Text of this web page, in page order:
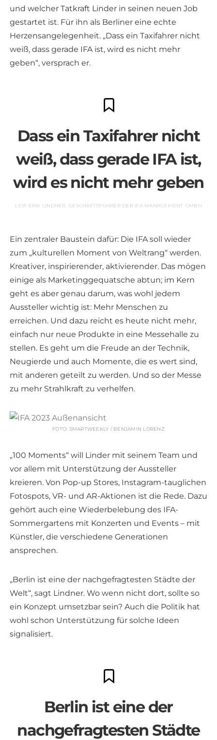
und welcher Tatkraft Linder in seinen neuen Job
gestartet ist. Für ihn als Berliner eine echte
Herzensangelegenheit. „Dass ein Taxifahrer nicht
weiß, dass gerade IFA ist, wird es nicht mehr
geben“, versprach er.
Dass ein Taxifahrer nicht
weiß, dass gerade IFA ist,
wird es nicht mehr geben
LEIF-ERIK LINDNER, GESCHÄFTSFÜHRER DER IFA MANAGEMENT GMBH
Ein zentraler Baustein dafür: Die IFA soll wieder
zum „kulturellen Moment von Weltrang“ werden.
Kreativer, inspirierender, aktivierender. Das mögen
einige als Marketinggequatsche abtun; im Kern
geht es aber genau darum, was wohl jedem
Aussteller wichtig ist: Mehr Menschen zu
erreichen. Und dazu reicht es heute nicht mehr,
einfach nur neue Produkte in eine Messehalle zu
stellen. Es geht um die Freude an der Technik,
Neugierde und auch Momente, die es wert sind,
mit anderen geteilt zu werden. Und so der Messe
zu mehr Strahlkraft zu verhelfen.
FOTO: SMARTWEEKLY / BENJAMIN LORENZ
„100 Moments“ will Linder mit seinem Team und
vor allem mit Unterstützung der Aussteller
kreieren. Von Pop-up Stores, Instagram-tauglichen
Fotospots, VR- und AR-Aktionen ist die Rede. Dazu
gehört auch eine Wiederbelebung des IFA-
Sommergartens mit Konzerten und Events – mit
Künstler, die verschiedene Generationen
ansprechen.
„Berlin ist eine der nachgefragtesten Städte der
Welt“, sagt Lindner. Wo wenn nicht dort, sollte so
ein Konzept umsetzbar sein? Auch die Politik hat
wohl schon Unterstützung für solche Ideen
signalisiert.
Berlin ist eine der
nachgefragtesten Städte